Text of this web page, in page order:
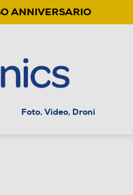
ANNIVERSARIO
Foto, Video, Droni